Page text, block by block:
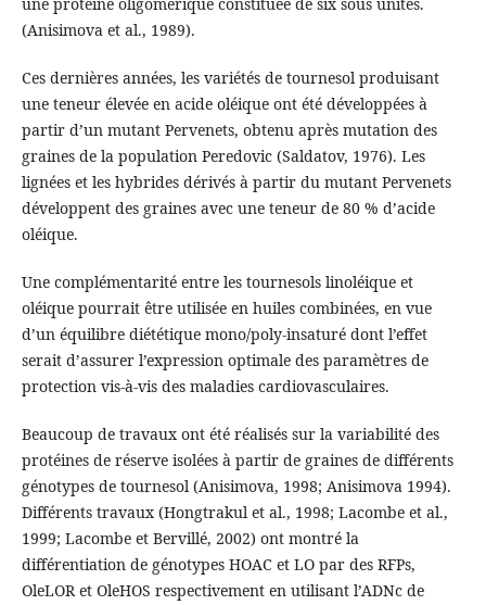
(Anisimova et al., 1989).
Ces dernières années, les variétés de tournesol produisant
une teneur élevée en acide oléique ont été développées à
partir d’un mutant Pervenets, obtenu après mutation des
graines de la population Peredovic (Saldatov, 1976). Les
lignées et les hybrides dérivés à partir du mutant Pervenets
développent des graines avec une teneur de 80 % d’acide
oléique.
Une complémentarité entre les tournesols linoléique et
oléique pourrait être utilisée en huiles combinées, en vue
d’un équilibre diététique mono/poly-insaturé dont l’effet
serait d’assurer l’expression optimale des paramètres de
protection vis-à-vis des maladies cardiovasculaires.
Beaucoup de travaux ont été réalisés sur la variabilité des
protéines de réserve isolées à partir de graines de différents
génotypes de tournesol (Anisimova, 1998; Anisimova 1994).
Différents travaux (Hongtrakul et al., 1998; Lacombe et al.,
1999; Lacombe et Bervillé, 2002) ont montré la
différentiation de génotypes HOAC et LO par des RFPs,
OleLOR et OleHOS respectivement en utilisant l’ADNc de